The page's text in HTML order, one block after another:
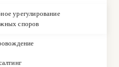
урегулирование
споров